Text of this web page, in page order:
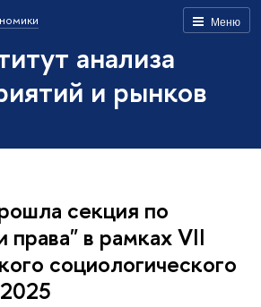
Меню
анализа
и рынков
секция по
права" в рамках VII
социологического